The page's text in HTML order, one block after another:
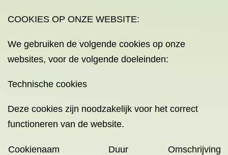
COOKIES OP ONZE WEBSITE:
We gebruiken de volgende cookies op onze
websites, voor de volgende doeleinden:
Technische cookies
Deze cookies zijn noodzakelijk voor het correct
functioneren van de website.
Cookienaam Duur Omschrijving